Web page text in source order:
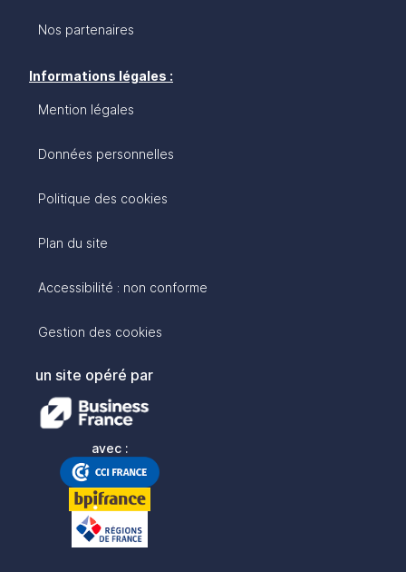
Nos partenaires
Informations légales :
Mention légales
Données personnelles
Politique des cookies
Plan du site
Accessibilité : non conforme
Gestion des cookies
un site opéré par
avec :